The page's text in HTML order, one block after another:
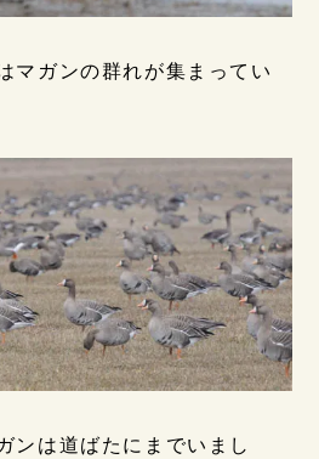
マガンの群れが集まってい
ンは道ばたにまでいまし